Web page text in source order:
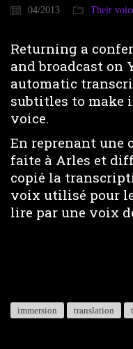
04/2013 Their
Returning a
and broadcast on
automatic
subtitles to make
voice.
En reprenant une
faite à Arles et
copié la
voix utilisé pour
lire par une voix
immersion translation